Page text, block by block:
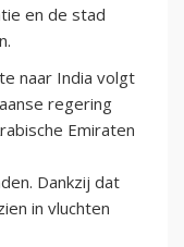
en de stad
naar India volgt
regering
Emiraten
Dankzij dat
in vluchten